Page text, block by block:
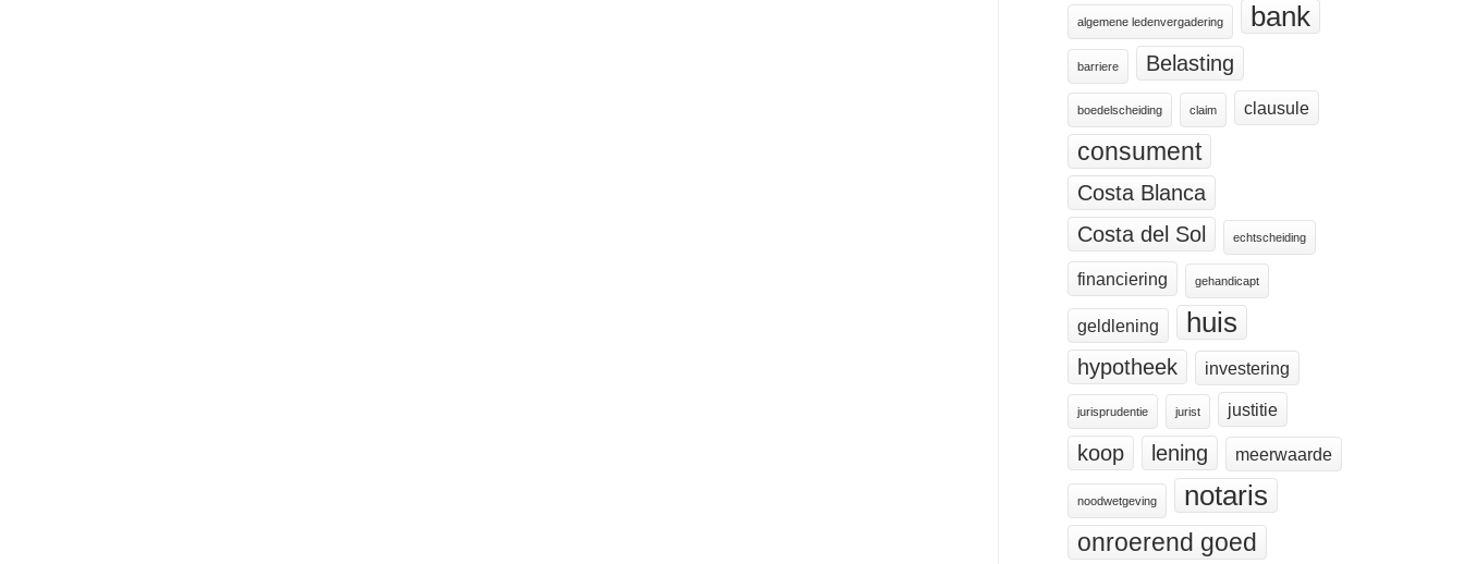
algemene ledenvergadering bank
barriere Belasting
boedelscheiding claim clausule
consument
Costa Blanca
Costa del Sol
echtscheiding
financiering gehandicapt
geldlening huis
hypotheek investering
jurisprudentie jurist justitie
koop lening meerwaarde
noodwetgeving notaris
onroerend goed